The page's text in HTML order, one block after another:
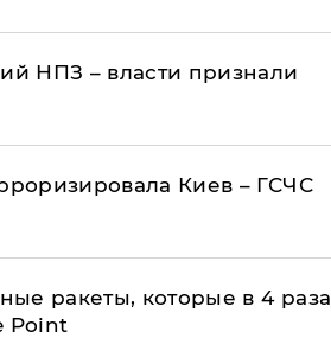
НПЗ – власти признали
Киев – ГСЧС
ракеты, которые в 4 раза
Point